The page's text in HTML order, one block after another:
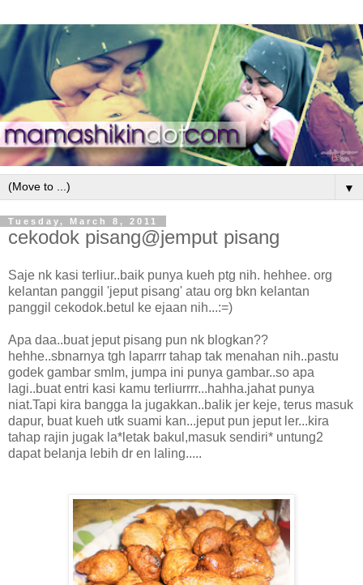
▼
Tuesday, March 8, 2011
cekodok pisang@jemput pisang
Saje nk kasi terliur..baik punya kueh ptg nih. hehhee. org
kelantan panggil 'jeput pisang' atau org bkn kelantan
panggil cekodok.betul ke ejaan nih...:=)
Apa daa..buat jeput pisang pun nk blogkan??
hehhe..sbnarnya tgh laparrr tahap tak menahan nih..pastu
godek gambar smlm, jumpa ini punya gambar..so apa
lagi..buat entri kasi kamu terliurrrr...hahha.jahat punya
niat.Tapi kira bangga la jugakkan..balik jer keje, terus masuk
dapur, buat kueh utk suami kan...jeput pun jeput ler...kira
tahap rajin jugak la*letak bakul,masuk sendiri* untung2
dapat belanja lebih dr en laling.....